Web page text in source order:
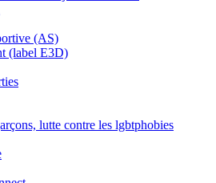
(AS)
(label E3D)
lutte contre les lgbtphobies